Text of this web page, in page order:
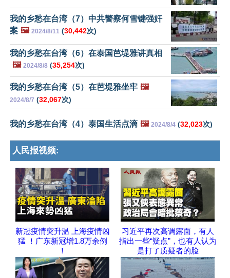
我的乡愁在台湾（7）中共警察何雪键强奸
案 🖼️ 2024/8/11 (30,442次)
我的乡愁在台湾（6）在泰国芭堤雅讲真相
🖼️ 2024/8/8 (35,254次)
我的乡愁在台湾（5）在芭堤雅坐牢 🖼️
2024/8/7 (32,067次)
我的乡愁在台湾（4）泰国生活点滴 🖼️ 2024/8/4 (32,023次)
人民报视频:
新冠疫情突升温 上海疫情凶
猛 ！广东新冠增1.8万余例
！
习近平再次高调露面，有人
指出一些“疑点”，也有人认为
是打了质疑者的脸